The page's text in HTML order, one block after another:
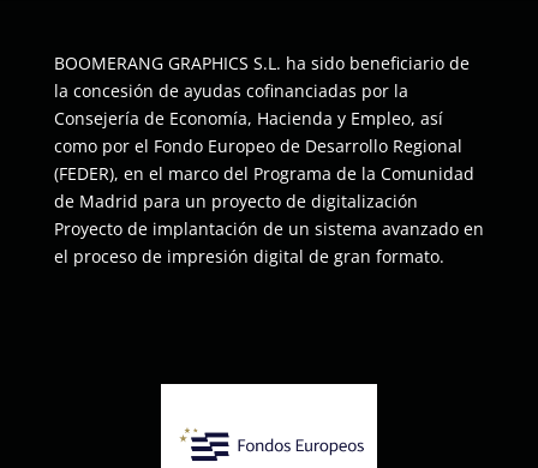
BOOMERANG GRAPHICS S.L. ha sido beneficiario de
la concesión de ayudas cofinanciadas por la
Consejería de Economía, Hacienda y Empleo, así
como por el Fondo Europeo de Desarrollo Regional
(FEDER), en el marco del Programa de la Comunidad
de Madrid para un proyecto de digitalización
Proyecto de implantación de un sistema avanzado en
el proceso de impresión digital de gran formato.